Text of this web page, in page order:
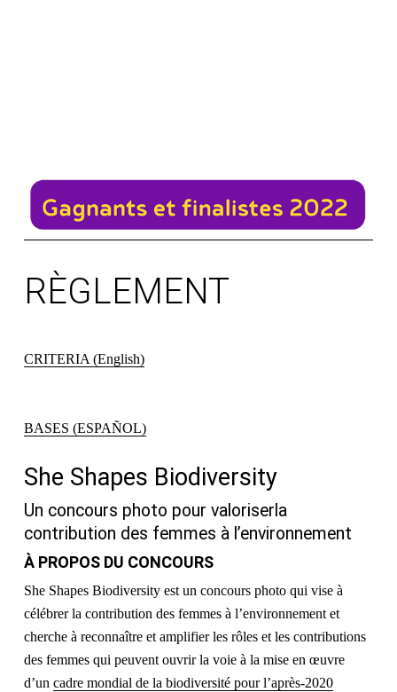
RÈGLEMENT
CRITERIA (English)
BASES (ESPAÑOL)
She Shapes Biodiversity
Un concours photo pour valoriserla
contribution des femmes à l’environnement
À PROPOS DU CONCOURS
She Shapes Biodiversity est un concours photo qui vise à
célébrer la contribution des femmes à l’environnement et
cherche à reconnaître et amplifier les rôles et les contributions
des femmes qui peuvent ouvrir la voie à la mise en œuvre
d’un cadre mondial de la biodiversité pour l’après-2020